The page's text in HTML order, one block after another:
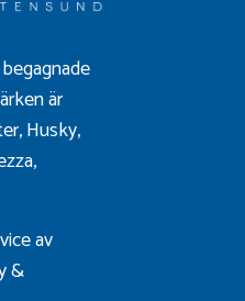
är
,Husky,
,
av
&